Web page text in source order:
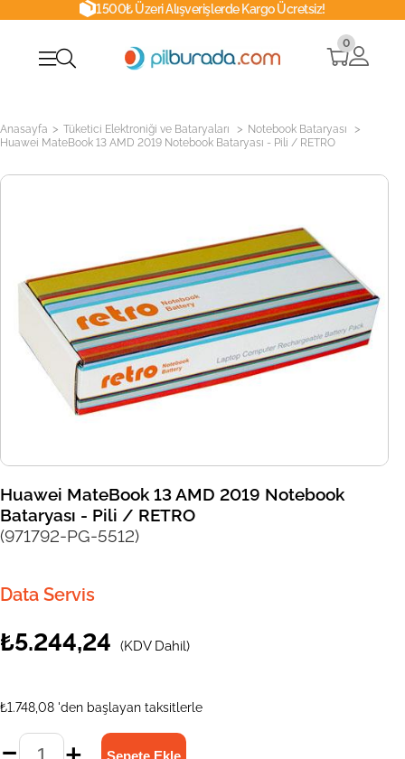
1500₺ Üzeri Alışverişlerde Kargo Ücretsiz!
0
Anasayfa > Tüketici Elektroniği ve Bataryaları > Notebook Bataryası >
Huawei MateBook 13 AMD 2019 Notebook Bataryası - Pili / RETRO
Huawei MateBook 13 AMD 2019 Notebook
Bataryası - Pili / RETRO
(971792-PG-5512)
Data Servis
₺5.244,24 (KDV Dahil)
₺1.748,08 'den başlayan taksitlerle